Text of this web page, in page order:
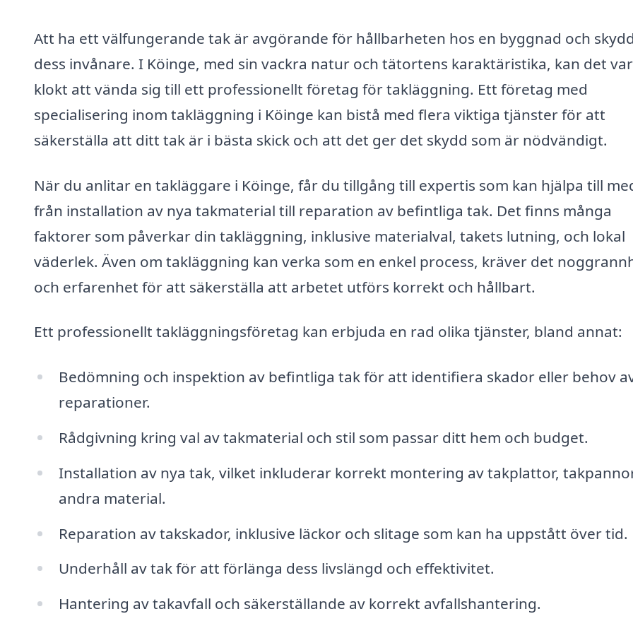
Att ha ett välfungerande tak är avgörande för hållbarheten hos en byggnad och
dess invånare. I Köinge, med sin vackra natur och tätortens karaktäristika, kan det
klokt att vända sig till ett professionellt företag för takläggning. Ett företag med
specialisering inom takläggning i Köinge kan bistå med flera viktiga tjänster för att
säkerställa att ditt tak är i bästa skick och att det ger det skydd som är nödvändigt.
När du anlitar en takläggare i Köinge, får du tillgång till expertis som kan hjälpa till
från installation av nya takmaterial till reparation av befintliga tak. Det finns många
faktorer som påverkar din takläggning, inklusive materialval, takets lutning, och lokal
väderlek. Även om takläggning kan verka som en enkel process, kräver det
och erfarenhet för att säkerställa att arbetet utförs korrekt och hållbart.
Ett professionellt takläggningsföretag kan erbjuda en rad olika tjänster, bland annat:
Bedömning och inspektion av befintliga tak för att identifiera skador eller behov
reparationer.
Rådgivning kring val av takmaterial och stil som passar ditt hem och budget.
Installation av nya tak, vilket inkluderar korrekt montering av takplattor,
andra material.
Reparation av takskador, inklusive läckor och slitage som kan ha uppstått över tid.
Underhåll av tak för att förlänga dess livslängd och effektivitet.
Hantering av takavfall och säkerställande av korrekt avfallshantering.